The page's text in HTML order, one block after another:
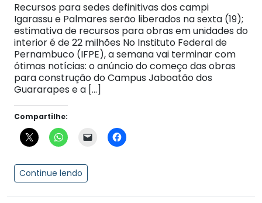
Recursos para sedes definitivas dos campi
Igarassu e Palmares serão liberados na sexta (19);
estimativa de recursos para obras em unidades do
interior é de 22 milhões No Instituto Federal de
Pernambuco (IFPE), a semana vai terminar com
ótimas notícias: o anúncio do começo das obras
para construção do Campus Jaboatão dos
Guararapes e a […]
Compartilhe:
Continue lendo